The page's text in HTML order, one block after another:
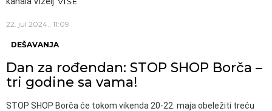
22. jul 2024., 11:09
DEŠAVANJA
Dan za rođendan: STOP SHOP Borča –
tri godine sa vama!
STOP SHOP Borča će tokom vikenda 20-22. maja obeležiti treću